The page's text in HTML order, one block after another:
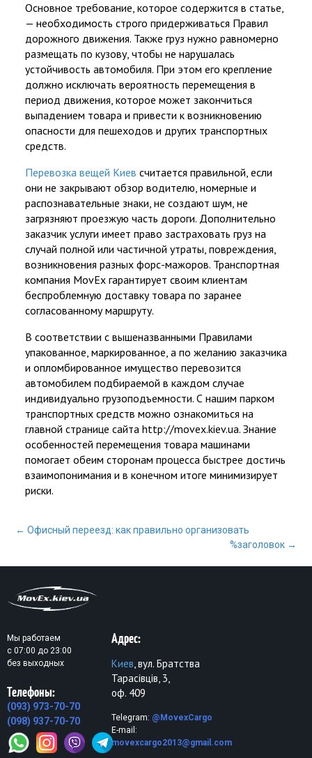
Основное требование, которое содержится в статье,
— необходимость строго придерживаться Правил
дорожного движения. Также груз нужно равномерно
размещать по кузову, чтобы не нарушалась
устойчивость автомобиля. При этом его крепление
должно исключать вероятность перемещения в
период движения, которое может закончиться
выпадением товара и привести к возникновению
опасности для пешеходов и других транспортных
средств.
Перевозка вещей Киев считается правильной, если
они не закрывают обзор водителю, номерные и
распознавательные знаки, не создают шум, не
загрязняют проезжую часть дороги. Дополнительно
заказчик услуги имеет право застраховать груз на
случай полной или частичной утраты, повреждения,
возникновения разных форс-мажоров. Транспортная
компания MovEx гарантирует своим клиентам
беспроблемную доставку товара по заранее
согласованному маршруту.
В соответствии с вышеназванными Правилами
упакованное, маркированное, а по желанию заказчика
и опломбированное имущество перевозится
автомобилем подбираемой в каждом случае
индивидуально грузоподъемности. С нашим парком
транспортных средств можно ознакомиться на
главной странице сайта http://movex.kiev.ua. Знание
особенностей перемещения товара машинами
помогает обеим сторонам процесса быстрее достичь
взаимопонимания и в конечном итоге минимизирует
риски.
Почтовая
← Офисный переезд: как правильно организовать
%заголовок →
Мы работаем
с 07:00 до 23:00
без выходных
Адрес:
Киев, вул. Братства
Тарасівців, 3,
оф. 409
Telegram: @MovexCargo
E-mail:
movexcargo2013@gmail.com
Телефоны:
(093) 973-70-70
(098) 937-70-70